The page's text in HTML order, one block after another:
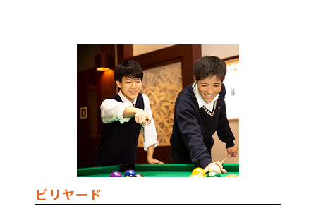
ビリヤード